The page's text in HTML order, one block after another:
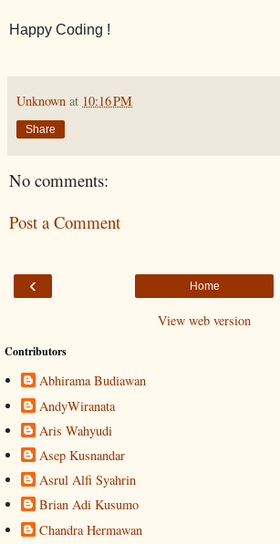
Happy Coding !
Unknown at 10:16 PM
Share
No comments:
Post a Comment
‹ Home
View web version
Contributors
Abhirama Budiawan
AndyWiranata
Aris Wahyudi
Asep Kusnandar
Asrul Alfi Syahrin
Brian Adi Kusumo
Chandra Hermawan